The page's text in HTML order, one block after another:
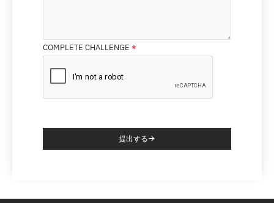
COMPLETE CHALLENGE
提出する